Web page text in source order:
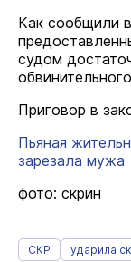
Как сообщили
судом
Приговор в
Пьяная
зарезала мужа
фото: скрин
СКР ударила